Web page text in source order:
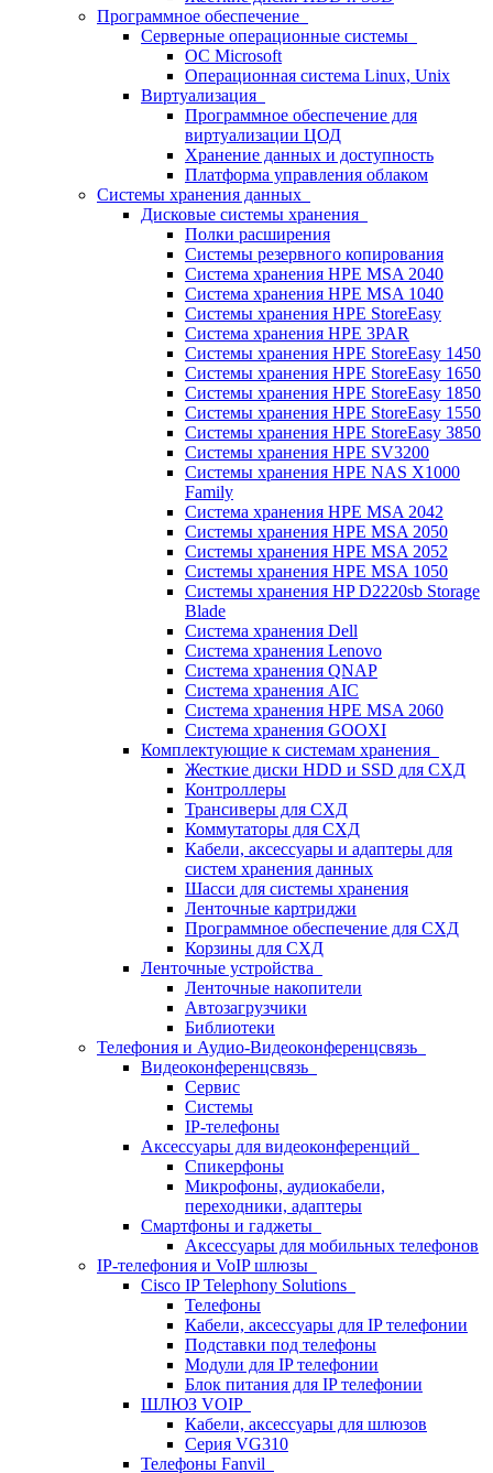
Программное обеспечение
Серверные операционные системы
ОС Microsoft
Операционная система Linux, Unix
Виртуализация
Программное обеспечение для
виртуализации ЦОД
Хранение данных и доступность
Платформа управления облаком
Системы хранения данных
Дисковые системы хранения
Полки расширения
Системы резервного копирования
Система хранения HPE MSA 2040
Система хранения HPE MSA 1040
Системы хранения HPE StoreEasy
Система хранения HPE 3PAR
Системы хранения HPE StoreEasy 1450
Системы хранения HPE StoreEasy 1650
Системы хранения HPE StoreEasy 1850
Системы хранения HPE StoreEasy 1550
Системы хранения HPE StoreEasy 3850
Системы хранения HPE SV3200
Системы хранения HPE NAS X1000
Family
Система хранения HPE MSA 2042
Системы хранения HPE MSA 2050
Системы хранения HPE MSA 2052
Системы хранения HPE MSA 1050
Системы хранения HP D2220sb Storage
Blade
Система хранения Dell
Система хранения Lenovo
Система хранения QNAP
Система хранения AIC
Система хранения HPE MSA 2060
Система хранения GOOXI
Комплектующие к системам хранения
Жесткие диски HDD и SSD для СХД
Контроллеры
Трансиверы для СХД
Коммутаторы для СХД
Кабели, аксессуары и адаптеры для
систем хранения данных
Шасси для системы хранения
Ленточные картриджи
Программное обеспечение для СХД
Корзины для СХД
Ленточные устройства
Ленточные накопители
Автозагрузчики
Библиотеки
Телефония и Аудио-Видеоконференцсвязь
Видеоконференцсвязь
Сервис
Системы
IP-телефоны
Аксессуары для видеоконференций
Спикерфоны
Микрофоны, аудиокабели,
переходники, адаптеры
Смартфоны и гаджеты
Аксессуары для мобильных телефонов
IP-телефония и VoIP шлюзы
Cisco IP Telephony Solutions
Телефоны
Кабели, аксессуары для IP телефонии
Подставки под телефоны
Модули для IP телефонии
Блок питания для IP телефонии
ШЛЮЗ VOIP
Кабели, аксессуары для шлюзов
Серия VG310
Телефоны Fanvil